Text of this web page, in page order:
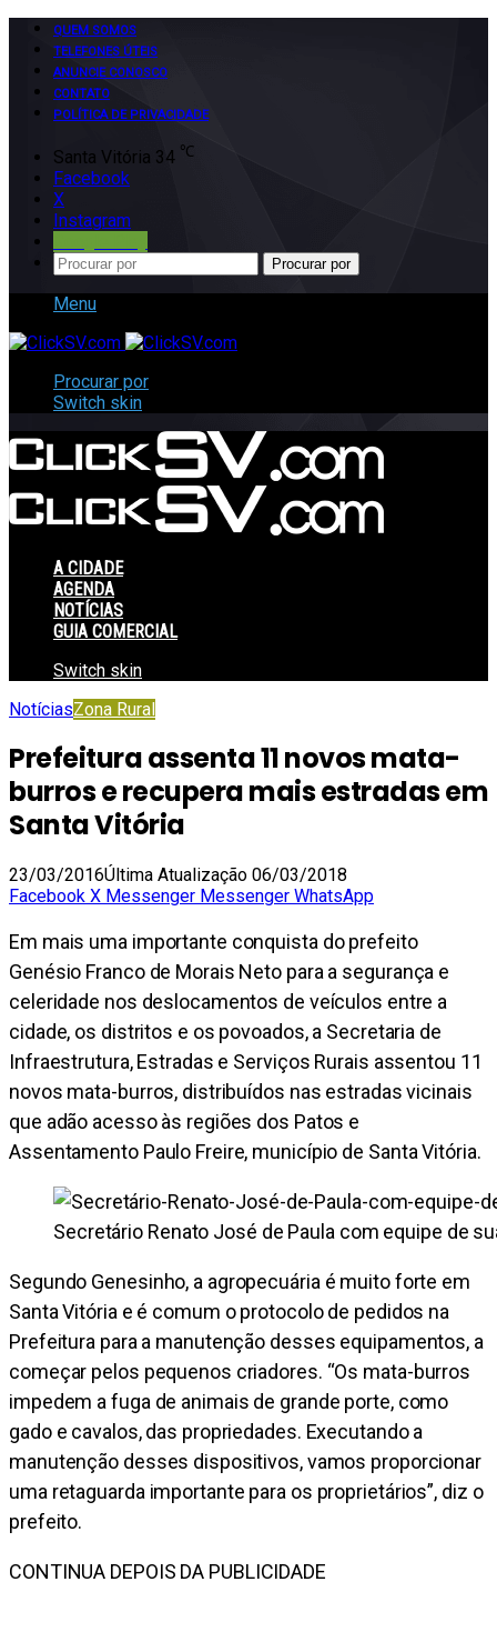
QUEM SOMOS
TELEFONES ÚTEIS
ANUNCIE CONOSCO
CONTATO
POLÍTICA DE PRIVACIDADE
Santa Vitória 34 ℃
Facebook
X
Instagram
Procurar por
Menu
Procurar por
Switch skin
A CIDADE
AGENDA
NOTÍCIAS
GUIA COMERCIAL
Switch skin
NotíciasZona Rural
Prefeitura assenta 11 novos mata-
burros e recupera mais estradas em
Santa Vitória
23/03/2016Última Atualização 06/03/2018
Facebook X Messenger Messenger WhatsApp
Em mais uma importante conquista do prefeito
Genésio Franco de Morais Neto para a segurança e
celeridade nos deslocamentos de veículos entre a
cidade, os distritos e os povoados, a Secretaria de
Infraestrutura, Estradas e Serviços Rurais assentou 11
novos mata-burros, distribuídos nas estradas vicinais
que adão acesso às regiões dos Patos e
Assentamento Paulo Freire, município de Santa Vitória.
Secretário Renato José de Paula com equipe de
Segundo Genesinho, a agropecuária é muito forte em
Santa Vitória e é comum o protocolo de pedidos na
Prefeitura para a manutenção desses equipamentos, a
começar pelos pequenos criadores. “Os mata-burros
impedem a fuga de animais de grande porte, como
gado e cavalos, das propriedades. Executando a
manutenção desses dispositivos, vamos proporcionar
uma retaguarda importante para os proprietários”, diz o
prefeito.
CONTINUA DEPOIS DA PUBLICIDADE